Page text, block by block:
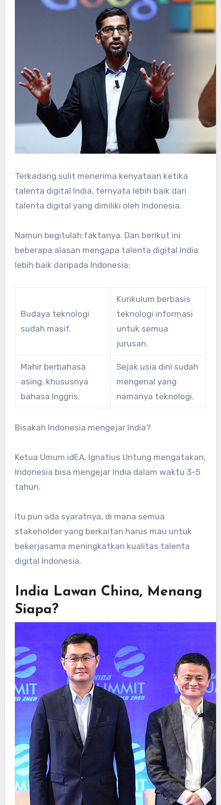
Terkadang sulit menerima kenyataan ketika
talenta digital India, ternyata lebih baik dari
talenta digital yang dimiliki oleh Indonesia.
Namun begitulah faktanya. Dan berikut ini
beberapa alasan mengapa talenta digital India
lebih baik daripada Indonesia:
Budaya teknologi
sudah masif.
Kurikulum berbasis
teknologi informasi
untuk semua
jurusan.
Mahir berbahasa
asing, khususnya
bahasa Inggris.
Sejak usia dini sudah
mengenal yang
namanya teknologi.
Bisakah Indonesia mengejar India?
Ketua Umum idEA, Ignatius Untung mengatakan,
Indonesia bisa mengejar India dalam waktu 3-5
tahun.
Itu pun ada syaratnya, di mana semua
stakeholder yang berkaitan harus mau untuk
bekerjasama meningkatkan kualitas talenta
digital Indonesia.
India Lawan China, Menang
Siapa?